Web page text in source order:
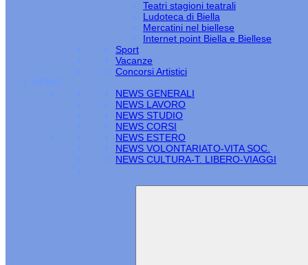
Teatri stagioni teatrali
Ludoteca di Biella
Mercatini nel biellese
Internet point Biella e Biellese
Sport
Vacanze
Concorsi Artistici
NEWS
NEWS GENERALI
NEWS LAVORO
NEWS STUDIO
NEWS CORSI
NEWS ESTERO
NEWS VOLONTARIATO-VITA SOC.
NEWS CULTURA-T. LIBERO-VIAGGI